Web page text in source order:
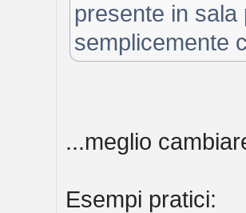
presente in
semplicemente
...meglio
Esempi pratici: